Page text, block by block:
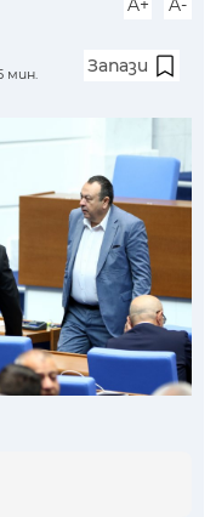
A+ A-
мин. Запази